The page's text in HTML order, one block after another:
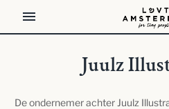
de
Juulz
De ondernemer achter Juulz